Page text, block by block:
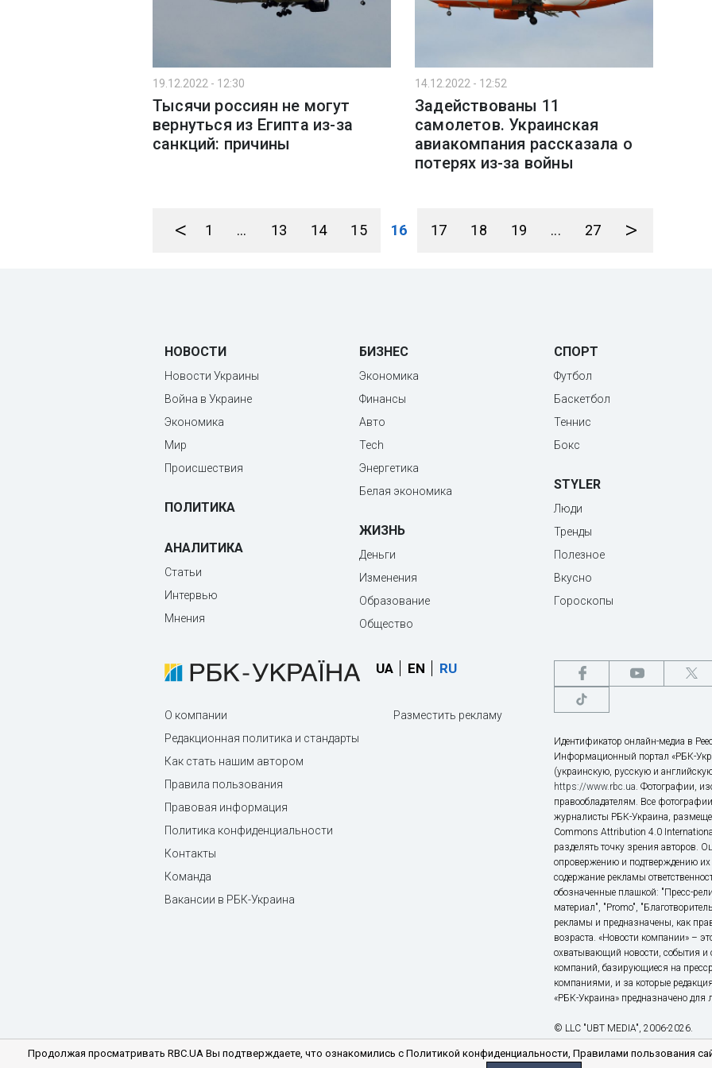
19.12.2022 - 12:30
Тысячи россиян не могут
вернуться из Египта из-за
санкций: причины
14.12.2022 - 12:52
Задействованы 11
самолетов. Украинская
авиакомпания рассказала о
потерях из-за войны
< 1 ... 13 14 15 16 17 18 19 ... 27 >
НОВОСТИ
Новости Украины
Война в Украине
Экономика
Мир
Происшествия
ПОЛИТИКА
АНАЛИТИКА
Статьи
Интервью
Мнения
БИЗНЕС
Экономика
Финансы
Авто
Tech
Энергетика
Белая экономика
ЖИЗНЬ
Деньги
Изменения
Образование
Общество
СПОРТ
Футбол
Баскетбол
Теннис
Бокс
STYLER
Люди
Тренды
Полезное
Вкусно
Гороскопы
UA EN RU
О компании
Редакционная политика и стандарты
Как стать нашим автором
Правила пользования
Правовая информация
Политика конфиденциальности
Контакты
Команда
Вакансии в РБК-Украина
Разместить рекламу
Идентификатор онлайн-медиа в
Информационный портал «РБК-
(украинскую, русскую и
https://www.rbc.ua. Фотографии,
правообладателям. Все
журналисты РБК-Украина,
Commons Attribution 4.0
разделять точку зрения авторов.
опровержению и подтверждению их
содержание рекламы
обозначенные плашкой: "Пресс-
материал", "Promo",
рекламы и предназначены, как
возраста. «Новости компании» –
охватывающий новости, события и
компаний, базирующиеся на
компаниями, и за которые
«РБК-Украина» предназначено для
© LLC "UBT MEDIA", 2006-2026.
Продолжая просматривать RBC.UA Вы подтверждаете, что ознакомились с Политикой конфиденциальности, Правилами пользования